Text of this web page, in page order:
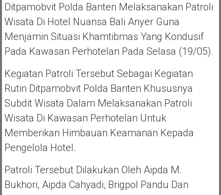
Ditpamobvit Polda Banten Melaksanakan Patroli
Wisata Di Hotel Nuansa Bali Anyer Guna
Menjamin Situasi Khamtibmas Yang Kondusif
Pada Kawasan Perhotelan Pada Selasa (19/05).
Kegiatan Patroli Tersebut Sebagai Kegiatan
Rutin Ditpamobvit Polda Banten Khususnya
Subdit Wisata Dalam Melaksanakan Patroli
Wisata Di Kawasan Perhotelan Untuk
Memberikan Himbauan Keamanan Kepada
Pengelola Hotel.
Patroli Tersebut Dilakukan Oleh Aipda M.
Bukhori, Aipda Cahyadi, Brigpol Pandu Dan